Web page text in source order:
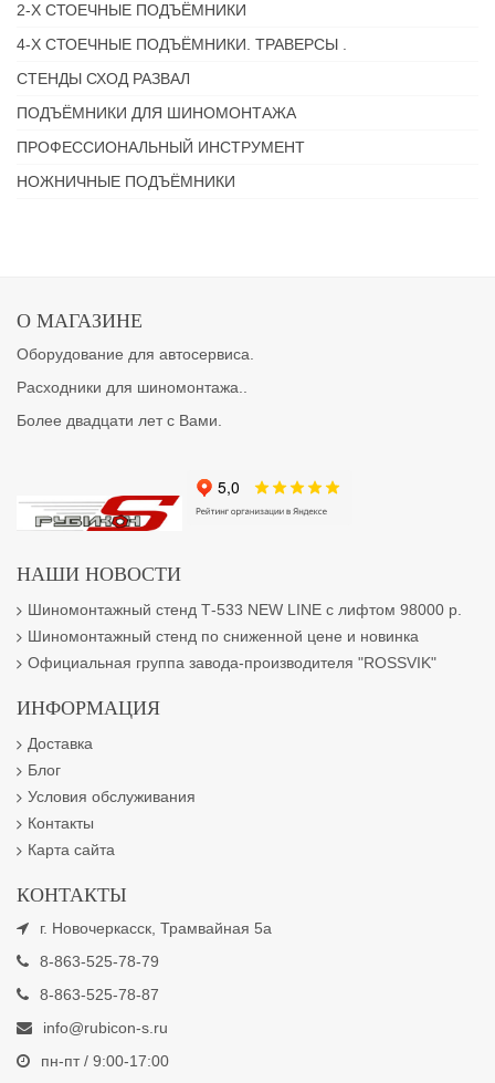
2-Х СТОЕЧНЫЕ ПОДЪЁМНИКИ
4-Х СТОЕЧНЫЕ ПОДЪЁМНИКИ. ТРАВЕРСЫ .
СТЕНДЫ СХОД РАЗВАЛ
ПОДЪЁМНИКИ ДЛЯ ШИНОМОНТАЖА
ПРОФЕССИОНАЛЬНЫЙ ИНСТРУМЕНТ
НОЖНИЧНЫЕ ПОДЪЁМНИКИ
О МАГАЗИНЕ
Оборудование для автосервиса.
Расходники для шиномонтажа..
Более двадцати лет с Вами.
НАШИ НОВОСТИ
Шиномонтажный стенд Т-533 NEW LINE с лифтом 98000 р.
Шиномонтажный стенд по сниженной цене и новинка
Официальная группа завода-производителя "ROSSVIK"
ИНФОРМАЦИЯ
Доставка
Блог
Условия обслуживания
Контакты
Карта сайта
КОНТАКТЫ
г. Новочеркасск, Трамвайная 5а
8-863-525-78-79
8-863-525-78-87
info@rubicon-s.ru
пн-пт / 9:00-17:00